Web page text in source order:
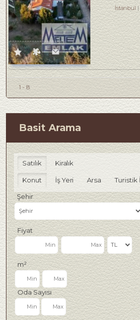
İstanbul
1 - 8
Basit Arama
Satılık Kiralık
Konut İş Yeri Arsa Turistik
Şehir
Fiyat
m²
Oda Sayısı